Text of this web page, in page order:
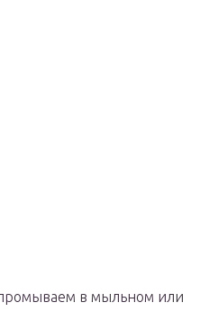
в мыльном или